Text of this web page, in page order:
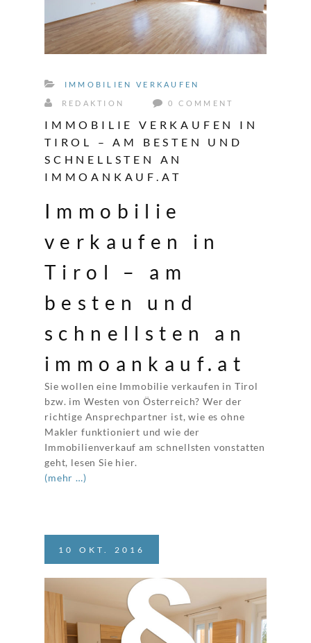
IMMOBILIEN VERKAUFEN
REDAKTION 0 COMMENT
IMMOBILIE VERKAUFEN IN
TIROL – AM BESTEN UND
SCHNELLSTEN AN
IMMOANKAUF.AT
Immobilie
verkaufen in
Tirol – am
besten und
schnellsten an
immoankauf.at
Sie wollen eine Immobilie verkaufen in Tirol
bzw. im Westen von Österreich? Wer der
richtige Ansprechpartner ist, wie es ohne
Makler funktioniert und wie der
Immobilienverkauf am schnellsten vonstatten
geht, lesen Sie hier.
(mehr …)
10 OKT. 2016